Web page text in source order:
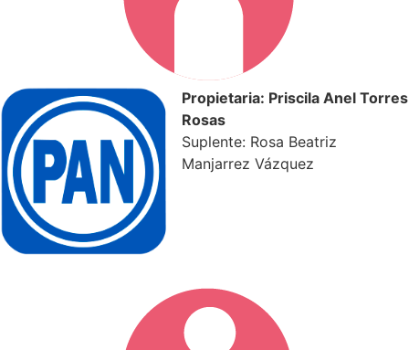
Propietaria: Priscila Anel Torres
Rosas
Suplente: Rosa Beatriz
Manjarrez Vázquez